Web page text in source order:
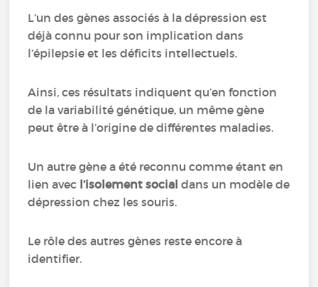
L’un des gènes associés à la dépression est
déjà connu pour son implication dans
l’épilepsie et les déficits intellectuels.
Ainsi, ces résultats indiquent qu’en fonction
de la variabilité génétique, un même gène
peut être à l’origine de différentes maladies.
Un autre gène a été reconnu comme étant en
lien avec l’isolement social dans un modèle de
dépression chez les souris.
Le rôle des autres gènes reste encore à
identifier.